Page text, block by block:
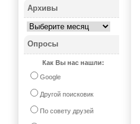
Архивы
Опросы
Как Вы нас нашли:
Google
Другой поисковик
По совету друзей